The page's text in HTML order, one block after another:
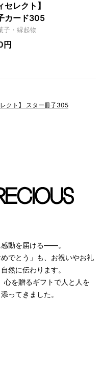
セレクト】
カード305
子・縁起物
円
レクト】 スター冊子305
動を届ける――。
でとう」も、お祝いやお礼
然に伝わります。
心を贈るギフトで人と人を
ってきました。